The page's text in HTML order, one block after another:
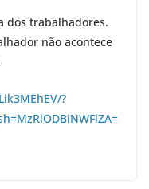
dos trabalhadores.
não acontece
?